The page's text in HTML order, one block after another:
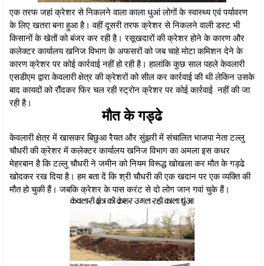
एक तरफ जहां क्रेशर से निकलने वाला काला धुआं लोगों के स्वास्थ्य एवं पर्यावरण
के लिए खतरा बना हुआ है। वहीं दूसरी तरफ क्रेशर से निकलने वाली डस्ट भी
किसानों के खेतों को बंजर कर रही है। रसूखदारों की क्रेशर होने के कारण और
कलेक्टर कार्यालय खनिज विभाग के अफसरों को जब चाहे मोटा कमिशन देने के
कारण क्रेशर पर कोई कार्रवाई नहीं हो रही है। हालांकि कुछ साल पहले केवलारी
एसडीएम द्वारा केवलारी क्षेत्र की क्रेशरों को सील कर कार्रवाई की थी लेकिन उसके
बाद कायदों को रौंदकर फिर चल रही स्ट्रोन क्रेशर पर कोई कार्रवाई नहीं की जा
रही है।
मौत के गड्ढे
केवलारी क्षेत्र में खासकर बिछुआ रैयत और सुंझरी में संचालित भाजपा नेता टल्लु
चौधरी की क्रेशर में कलेक्टर कार्यालय खनिज विभाग का अमला इस कधर
मेहरबान है कि टल्लु चौधरी ने जमीन को नियम विरूद्ध खोखला कर मौत के गड्ढे
खोदकर रख दिया है। हम बता दें कि श्री चौधरी की एक खदान पर एक व्यक्ति की
मौत हो चुकी हैं। जबकि क्रेशर के पास करंट से दो लोग जान गवां चुके हैं।